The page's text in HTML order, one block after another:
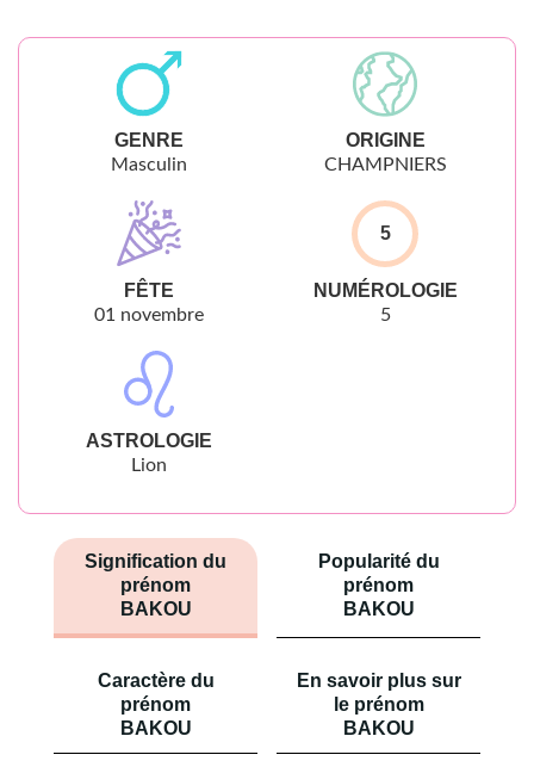
GENRE
Masculin
ORIGINE
CHAMPNIERS
FÊTE
01 novembre
5
NUMÉROLOGIE
5
ASTROLOGIE
Lion
Signification du
prénom
BAKOU
Popularité du
prénom
BAKOU
Caractère du
prénom
BAKOU
En savoir plus sur
le prénom
BAKOU